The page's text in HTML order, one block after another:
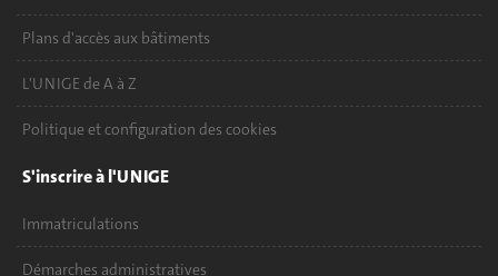
Plans d'accès aux bâtiments
L'UNIGE de A à Z
Politique et configuration des cookies
S'inscrire à l'UNIGE
Immatriculations
Démarches administratives